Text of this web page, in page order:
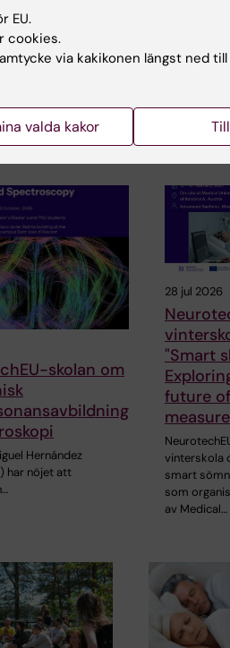
skolan om
Hernández
har nöjet att
28 jul 2026
"Smart
future
vinterskola
smart
som
av Medical…
EU.
cookies.
via kakikonen längst ned
valda kakor